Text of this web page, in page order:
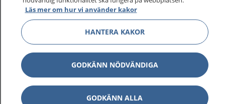
Om 1177 Visa
Visa
Behandling av personuppgifter
Läs mer om hur vi använder kakor
HANTERA KAKOR
GODKÄNN NÖDVÄNDIGA
GODKÄNN ALLA